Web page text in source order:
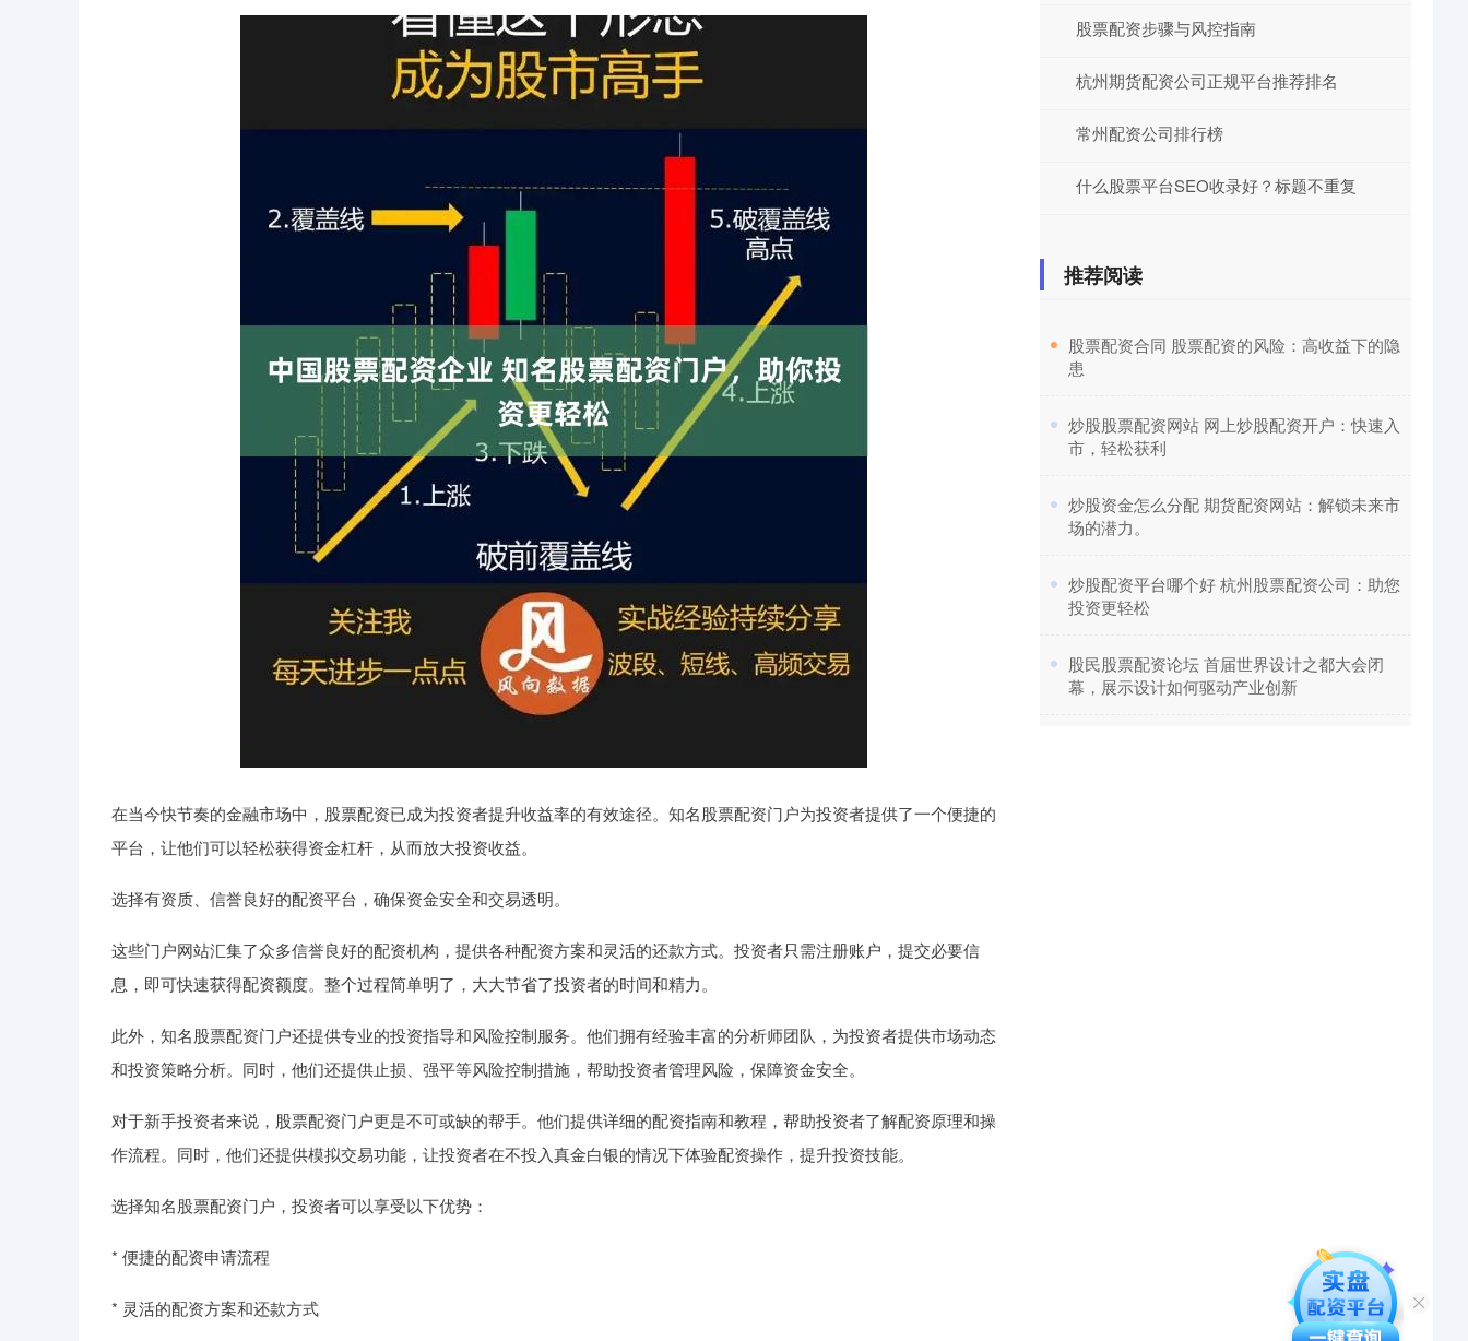
在当今快节奏的金融市场中，股票配资已成为投资者提升收益率的有效途径。知名股票配资门户为投资者提供了一个便捷的
平台，让他们可以轻松获得资金杠杆，从而放大投资收益。
选择有资质、信誉良好的配资平台，确保资金安全和交易透明。
这些门户网站汇集了众多信誉良好的配资机构，提供各种配资方案和灵活的还款方式。投资者只需注册账户，提交必要信
息，即可快速获得配资额度。整个过程简单明了，大大节省了投资者的时间和精力。
此外，知名股票配资门户还提供专业的投资指导和风险控制服务。他们拥有经验丰富的分析师团队，为投资者提供市场动态
和投资策略分析。同时，他们还提供止损、强平等风险控制措施，帮助投资者管理风险，保障资金安全。
对于新手投资者来说，股票配资门户更是不可或缺的帮手。他们提供详细的配资指南和教程，帮助投资者了解配资原理和操
作流程。同时，他们还提供模拟交易功能，让投资者在不投入真金白银的情况下体验配资操作，提升投资技能。
选择知名股票配资门户，投资者可以享受以下优势：
* 便捷的配资申请流程
* 灵活的配资方案和还款方式
股票配资步骤与风控指南
杭州期货配资公司正规平台推荐排名
常州配资公司排行榜
什么股票平台SEO收录好？标题不重复
推荐阅读
​股票配资合同 股票配资的风险：高收益下的隐
患
​炒股股票配资网站 网上炒股配资开户：快速入
市，轻松获利
​炒股资金怎么分配 期货配资网站：解锁未来市
场的潜力。
​炒股配资平台哪个好 杭州股票配资公司：助您
投资更轻松
​股民股票配资论坛 首届世界设计之都大会闭
幕，展示设计如何驱动产业创新